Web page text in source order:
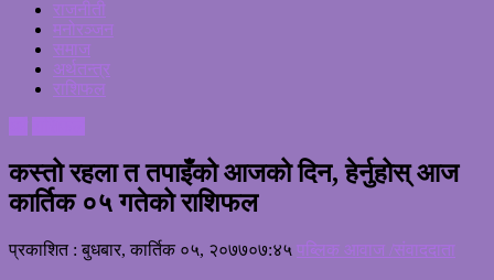
राजनीती
मनोरञ्जन
समाज
अर्थतन्त्र
राशिफल
कस्तो रहला त तपाइँको आजको दिन, हेर्नुहोस् आज
कार्तिक ०५ गतेको राशिफल
प्रकाशित : बुधबार, कार्तिक ०५, २०७७०७:४५ पब्लिक आवाज /संवाददाता